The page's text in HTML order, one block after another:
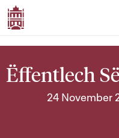
Ëffentlech
24 November